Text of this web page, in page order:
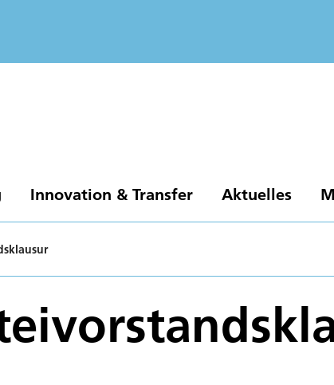
Innovation & Transfer Aktuelles